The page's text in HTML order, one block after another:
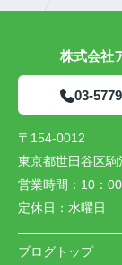
株式会社
03-
〒154-0012
東京都世田谷区
営業時間： 10：
定休日： 水曜日
ブログトップ